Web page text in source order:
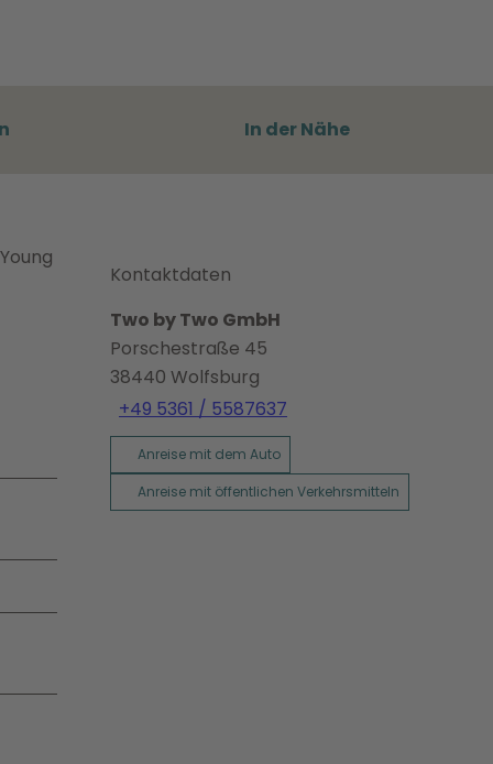
In der Nähe
Kontaktdaten
Two by Two GmbH
Porschestraße 45
38440 Wolfsburg
+49 5361 / 5587637
Anreise mit dem Auto
Anreise mit öffentlichen Verkehrsmitteln